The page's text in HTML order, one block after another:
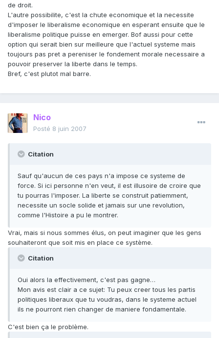
de droit.
L'autre possibilite, c'est la chute economique et la necessite
d'imposer le liberalisme economique en esperant ensuite que le
liberalisme politique puisse en emerger. Bof aussi pour cette
option qui serait bien sur meilleure que l'actuel systeme mais
toujours pas pret a pereniser le fondement morale necessaire a
pouvoir preserver la liberte dans le temps.
Bref, c'est plutot mal barre.
Nico
Posté 8 juin 2007
Citation
Sauf qu'aucun de ces pays n'a impose ce systeme de
force. Si ici personne n'en veut, il est illusoire de croire que
tu pourras l'imposer. La liberte se construit patiemment,
necessite un socle solide et jamais sur une revolution,
comme l'Histoire a pu le montrer.
Vrai, mais si nous sommes élus, on peut imaginer que les gens
souhaiteront que soit mis en place ce système.
Citation
Oui alors la effectivement, c'est pas gagne…
Mon avis est clair a ce sujet: Tu peux creer tous les partis
politiques liberaux que tu voudras, dans le systeme actuel
ils ne pourront rien changer de maniere fondamentale.
C'est bien ça le problème.